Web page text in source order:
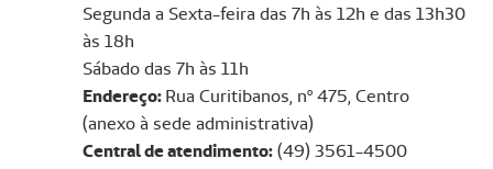
Segunda a Sexta-feira das 7h às 12h e das 13h30
às 18h
Sábado das 7h às 11h
Endereço:Rua Curitibanos, nº 475, Centro
(anexo à sede administrativa)
Central de atendimento:(49) 3561-4500